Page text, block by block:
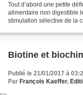
Tout d’abord une petite
alimentaire non digestible
stimulation sélective de la
Biotine et
Publié le 21/01/2017 à
Par François Kaeffer.